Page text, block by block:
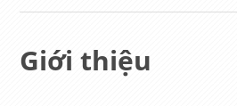
Giới thiệu